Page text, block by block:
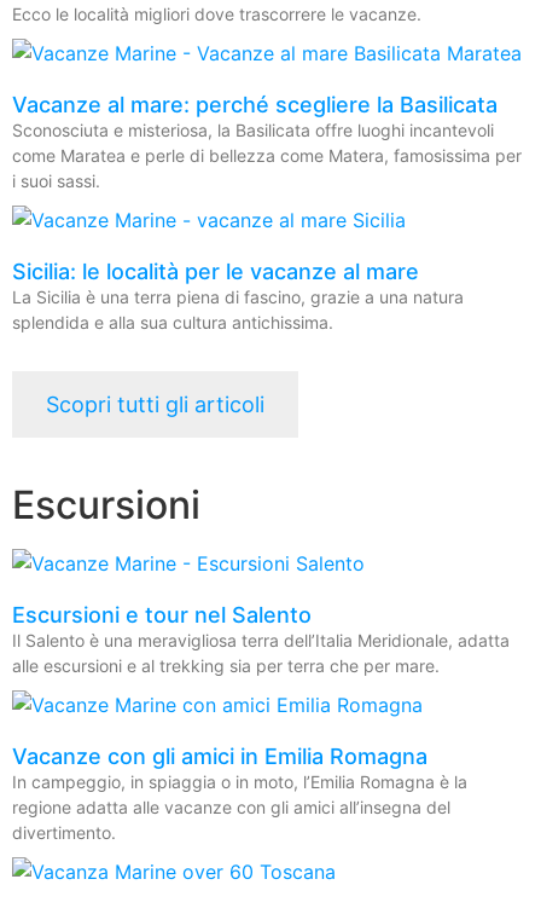
Ecco le località migliori dove trascorrere le vacanze.
Vacanze al mare: perché scegliere la Basilicata
Sconosciuta e misteriosa, la Basilicata offre luoghi incantevoli
come Maratea e perle di bellezza come Matera, famosissima per
i suoi sassi.
Sicilia: le località per le vacanze al mare
La Sicilia è una terra piena di fascino, grazie a una natura
splendida e alla sua cultura antichissima.
Scopri tutti gli articoli
Escursioni
Escursioni e tour nel Salento
Il Salento è una meravigliosa terra dell’Italia Meridionale, adatta
alle escursioni e al trekking sia per terra che per mare.
Vacanze con gli amici in Emilia Romagna
In campeggio, in spiaggia o in moto, l’Emilia Romagna è la
regione adatta alle vacanze con gli amici all’insegna del
divertimento.